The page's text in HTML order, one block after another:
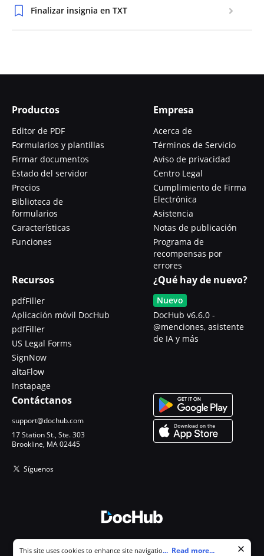
Finalizar insignia en TXT
Productos
Editor de PDF
Formularios y plantillas
Firmar documentos
Estado del servidor
Precios
Biblioteca de
formularios
Características
Funciones
Empresa
Acerca de
Términos de Servicio
Aviso de privacidad
Centro Legal
Cumplimiento de Firma
Electrónica
Asistencia
Notas de publicación
Programa de
recompensas por
errores
Recursos
pdfFiller
Aplicación móvil DocHub
pdfFiller
US Legal Forms
SignNow
altaFlow
Instapage
¿Qué hay de nuevo?
Nuevo
DocHub v6.6.0 -
@menciones, asistente
de IA y más
Contáctanos
support@dochub.com
17 Station St., Ste. 303
Brookline, MA 02445
Síguenos
Cookie consent notice
This site uses cookies to enhance site navigation and personalize
... Read more...